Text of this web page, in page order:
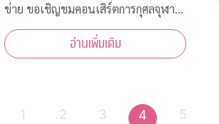
ข่าย ขอเชิญชมคอนเสิร์ตการกุศลจุฬาฯ
ช่วยกาชาด “จุฬาฯ - สุนทราภรณ์ สรวล
สนาน กาชาด 100 ปี” เพลินเพลงดัง
ระดับตำนานของวงสุนทราภรณ์ที่เราคุ้น
อ่านเพิ่มเติม
1 2 3 4 5